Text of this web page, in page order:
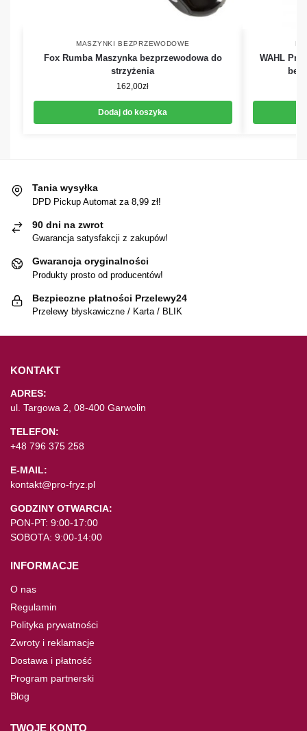
MASZYNKI BEZPRZEWODOWE
Fox Rumba Maszynka bezprzewodowa do
strzyżenia
162,00zł
Dodaj do koszyka
WAHL
Tania wysyłka
DPD Pickup Automat za 8,99 zł!
90 dni na zwrot
Gwarancja satysfakcji z zakupów!
Gwarancja oryginalności
Produkty prosto od producentów!
Bezpieczne płatności Przelewy24
Przelewy błyskawiczne / Karta / BLIK
KONTAKT
ADRES:
ul. Targowa 2, 08-400 Garwolin
TELEFON:
+48 796 375 258
E-MAIL:
kontakt@pro-fryz.pl
GODZINY OTWARCIA:
PON-PT: 9:00-17:00
SOBOTA: 9:00-14:00
INFORMACJE
O nas
Regulamin
Polityka prywatności
Zwroty i reklamacje
Dostawa i płatność
Program partnerski
Blog
TWOJE KONTO